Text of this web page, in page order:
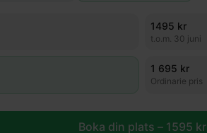
1495 kr
t.o.m. 30 juni
1 695 kr
Ordinarie pris
Boka din plats – 1595 kr